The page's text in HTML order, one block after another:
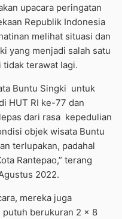
upacara peringatan
Republik Indonesia
melihat situasi dan
yang menjadi salah satu
tidak terawat lagi.
Buntu Singki untuk
HUT RI ke-77 dan
dari rasa kepedulian
objek wisata Buntu
terlupakan, padahal
Rantepao,” terang
2022.
mereka juga
putuh berukuran 2 x 8